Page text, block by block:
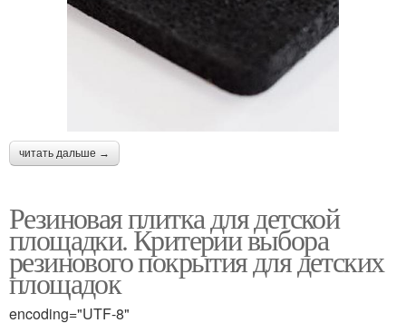
читать дальше →
Резиновая плитка для детской
площадки. Критерии выбора
резинового покрытия для детских
площадок
encoding="UTF-8"